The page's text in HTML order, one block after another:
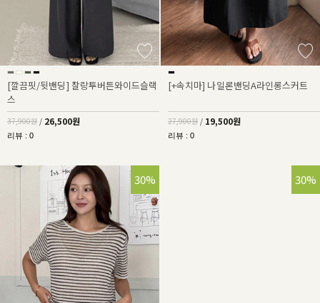
[깔끔핏/뒷밴딩] 찰랑투버튼와이드슬랙
스
37,900원 / 26,500원
리뷰 : 0
[+속치마] 나일론밴딩A라인롱스커트
27,900원 / 19,500원
리뷰 : 0
30% 30%